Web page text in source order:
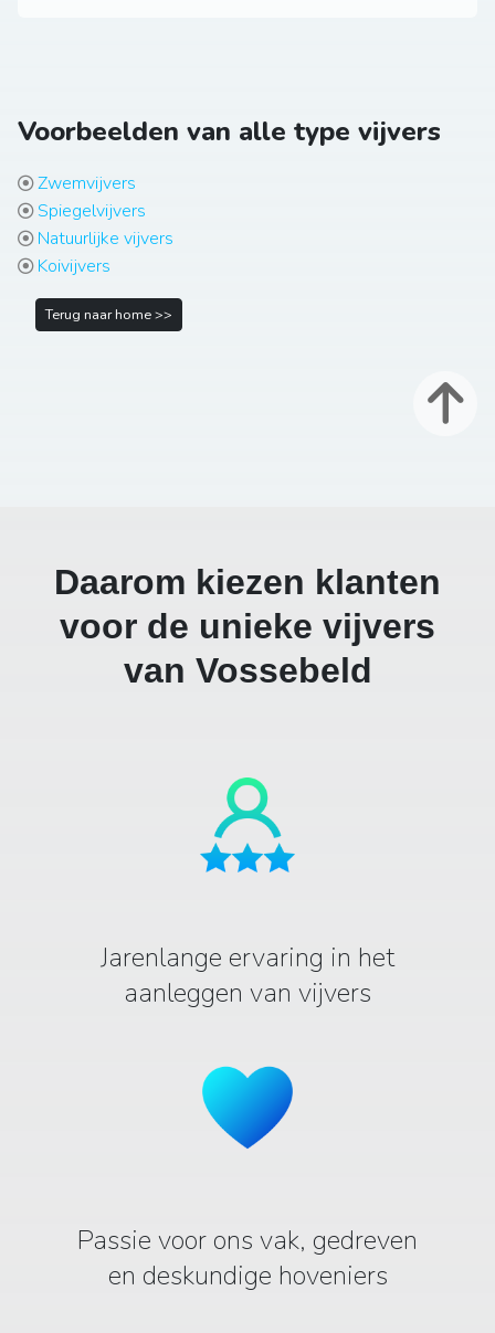
Voorbeelden van alle type vijvers
Zwemvijvers
Spiegelvijvers
Natuurlijke vijvers
Koivijvers
Terug naar home >>
Daarom kiezen klanten
voor de unieke vijvers
van Vossebeld
Jarenlange ervaring in het
aanleggen van vijvers
Passie voor ons vak, gedreven
en deskundige hoveniers